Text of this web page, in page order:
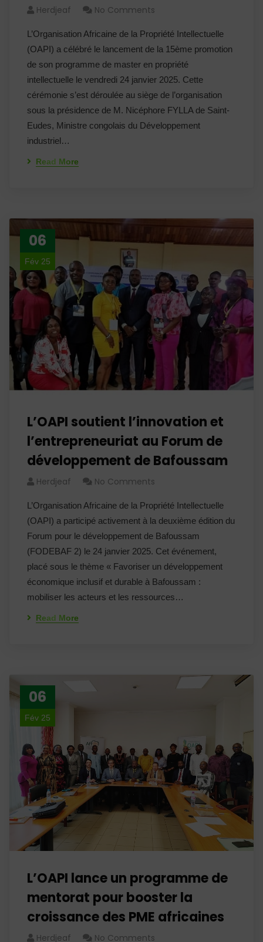
Herdjeaf No Comments
L’Organisation Africaine de la Propriété Intellectuelle
(OAPI) a célébré le lancement de la 15ème promotion
de son programme de master en propriété
intellectuelle le vendredi 24 janvier 2025. Cette
cérémonie s’est déroulée au siège de l’organisation
sous la présidence de M. Nicéphore FYLLA de Saint-
Eudes, Ministre congolais du Développement
industriel…
Read More
06
Fév 25
L’OAPI soutient l’innovation et
l’entrepreneuriat au Forum de
développement de Bafoussam
Herdjeaf No Comments
L’Organisation Africaine de la Propriété Intellectuelle
(OAPI) a participé activement à la deuxième édition du
Forum pour le développement de Bafoussam
(FODEBAF 2) le 24 janvier 2025. Cet événement,
placé sous le thème « Favoriser un développement
économique inclusif et durable à Bafoussam :
mobiliser les acteurs et les ressources…
Read More
06
Fév 25
L’OAPI lance un programme de
mentorat pour booster la
croissance des PME africaines
Herdjeaf No Comments